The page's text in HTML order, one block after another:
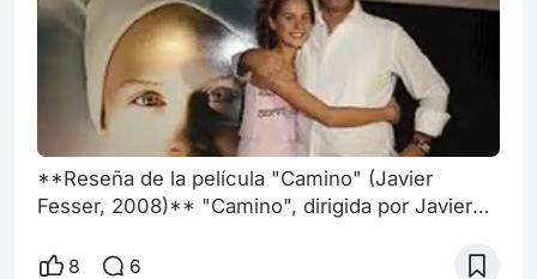
**Reseña de la película "Camino" (Javier
Fesser, 2008)** "Camino", dirigida por Javier
conmovedora que aborda el delicado tema de la
8 6